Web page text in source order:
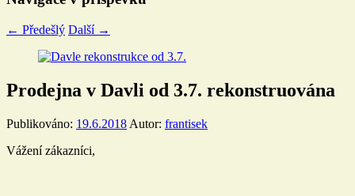
← Předešlý Další →
Prodejna v Davli od 3.7. rekonstruována
Publikováno: 19.6.2018 Autor: frantisek
Vážení zákazníci,